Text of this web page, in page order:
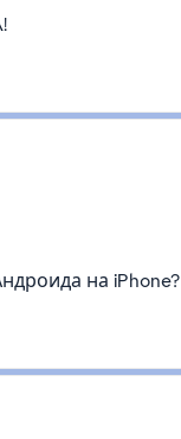
на iPhone?